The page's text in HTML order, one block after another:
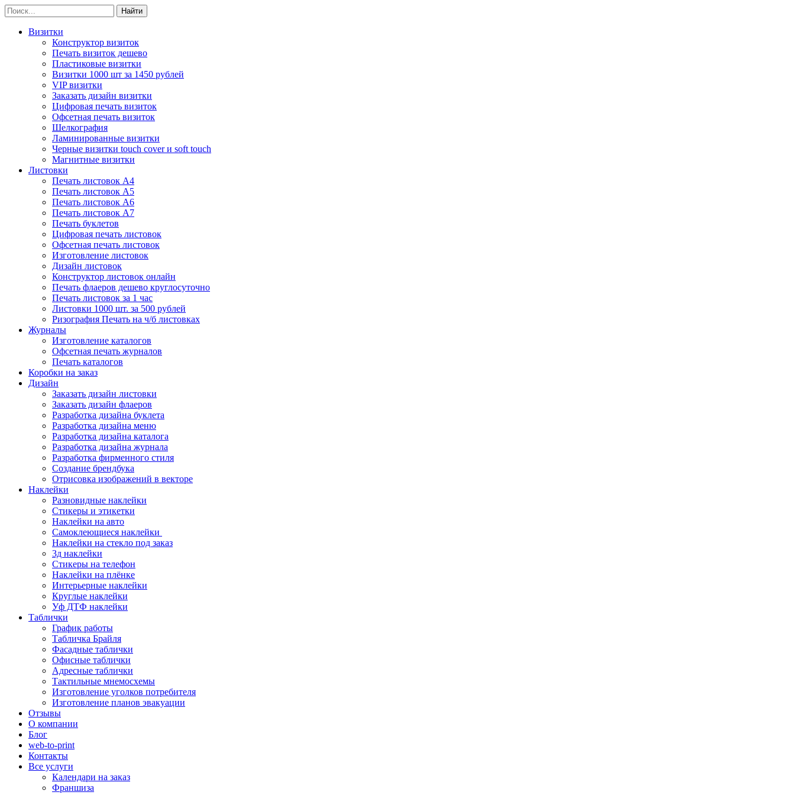
Визитки
Конструктор визиток
Печать визиток дешево
Пластиковые визитки
Визитки 1000 шт за 1450 рублей
VIP визитки
Заказать дизайн визитки
Цифровая печать визиток
Офсетная печать визиток
Шелкография
Ламинированные визитки
Черные визитки touch cover и soft touch
Магнитные визитки
Листовки
Печать листовок А4
Печать листовок А5
Печать листовок А6
Печать листовок А7
Печать буклетов
Цифровая печать листовок
Офсетная печать листовок
Изготовление листовок
Дизайн листовок
Конструктор листовок онлайн
Печать флаеров дешево круглосуточно
Печать листовок за 1 час
Листовки 1000 шт. за 500 рублей
Ризография Печать на ч/б листовках
Журналы
Изготовление каталогов
Офсетная печать журналов
Печать каталогов
Коробки на заказ
Дизайн
Заказать дизайн листовки
Заказать дизайн флаеров
Разработка дизайна буклета
Разработка дизайна меню
Разработка дизайна каталога
Разработка дизайна журнала
Разработка фирменного стиля
Создание брендбука
Отрисовка изображений в векторе
Наклейки
Разновидные наклейки
Стикеры и этикетки
Наклейки на авто
Самоклеющиеся наклейки
Наклейки на стекло под заказ
3д наклейки
Cтикеры на телефон
Наклейки на плёнке
Интерьерные наклейки
Круглые наклейки
Уф ДТФ наклейки
Таблички
График работы
Табличка Брайля
Фасадные таблички
Офисные таблички
Адресные таблички
Тактильные мнемосхемы
Изготовление уголков потребителя
Изготовление планов эвакуации
Отзывы
О компании
Блог
web-to-print
Контакты
Все услуги
Календари на заказ
Франшиза